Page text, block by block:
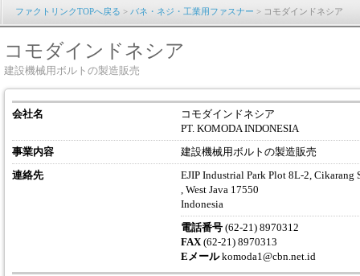
ファクトリンクTOPへ戻る > バネ・ネジ・工業用ファスナー > コモダインドネシア
コモダインドネシア
建設機械用ボルトの製造販売
会社名
コモダインドネシア
PT. KOMODA INDONESIA
事業内容
建設機械用ボルトの製造販売
連絡先
EJIP Industrial Park Plot 8L-2, Cikarang
, West Java 17550
Indonesia
電話番号 (62-21) 8970312
FAX(62-21) 8970313
Eメールkomoda1@cbn.net.id